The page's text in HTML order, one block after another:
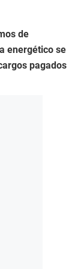
de
energético se
pagados